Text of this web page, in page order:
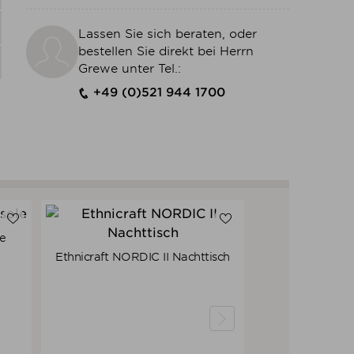
Lassen Sie sich beraten, oder
bestellen Sie direkt bei Herrn
Grewe unter Tel.:
+49 (0)521 944 1700
Verkaufspreis
539,00 €
Ethnicraft NORDIC II Nachttisch